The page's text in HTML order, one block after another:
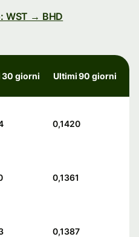
WST → BHD
30 giorni Ultimi 90 giorni
0,1420
0,1361
0,1387